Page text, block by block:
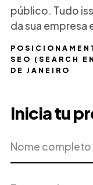
SEO (SEARCH
DE JANEIRO
público. Tudo
da sua empresa
Inicia tu
completo